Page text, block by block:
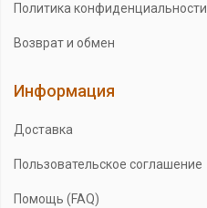
Политика конфиденциальности
Возврат и обмен
Информация
Доставка
Пользовательское соглашение
Помощь (FAQ)